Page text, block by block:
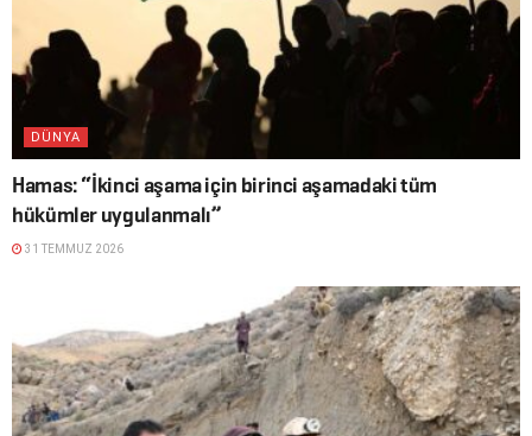
DÜNYA
Hamas: “İkinci aşama için birinci aşamadaki tüm
hükümler uygulanmalı”
31 TEMMUZ 2026